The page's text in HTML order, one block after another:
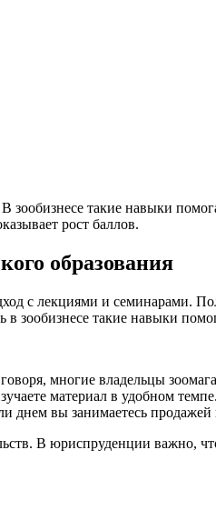
зообизнесе такие навыки
рост баллов.
образования
с лекциями и семинарами.
такие навыки
многие владельцы
материал в удобном
днем вы занимаетесь
В юриспруденции важно,